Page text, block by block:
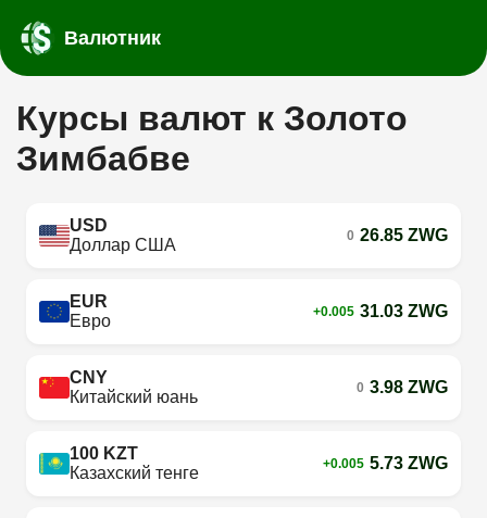
Валютник
Курсы валют к Золото
Зимбабве
USD
Доллар США
0 26.85 ZWG
EUR
Евро
+0.005 31.03 ZWG
CNY
Китайский юань
0 3.98 ZWG
100 KZT
Казахский тенге
+0.005 5.73 ZWG